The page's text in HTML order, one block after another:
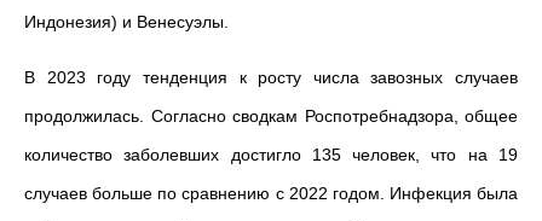
Индонезия) и Венесуэлы.
В 2023 году тенденция к росту числа завозных случаев
продолжилась. Согласно сводкам Роспотребнадзора, общее
количество заболевших достигло 135 человек, что на 19
случаев больше по сравнению с 2022 годом. Инфекция была